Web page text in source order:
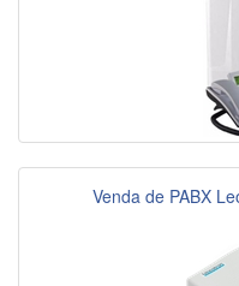
Venda de PABX